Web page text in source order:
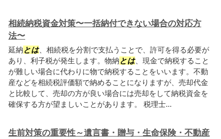
相続納税資金対策〜一括納付できない場合の対応方
法〜
延納 とは、相続税を分割で支払うことで、許可を得る必要が
あり、利子税が発生します。物納 とは、現金で納税すること
が難しい場合に代わりに物で納税することをいいます。不動
産などを相続税評価額で納めることになりますが、売却代金
と比較して、売却の方が良い場合には売却をして納税資金を
確保する方が望ましいことがあります。 税理士...
生前対策の重要性～遺言書・贈与・生命保険・不動産